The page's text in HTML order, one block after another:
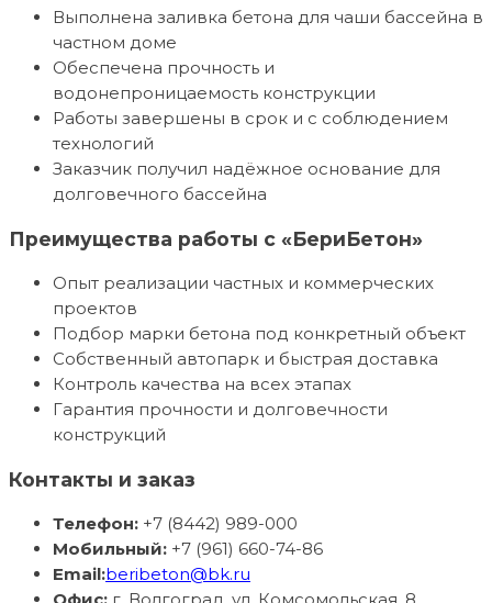
Выполнена заливка бетона для чаши бассейна в
частном доме
Обеспечена прочность и
водонепроницаемость конструкции
Работы завершены в срок и с соблюдением
технологий
Заказчик получил надёжное основание для
долговечного бассейна
Преимущества работы с «БериБетон»
Опыт реализации частных и коммерческих
проектов
Подбор марки бетона под конкретный объект
Собственный автопарк и быстрая доставка
Контроль качества на всех этапах
Гарантия прочности и долговечности
конструкций
Контакты и заказ
Телефон: +7 (8442) 989-000
Мобильный: +7 (961) 660-74-86
Email:beribeton@bk.ru